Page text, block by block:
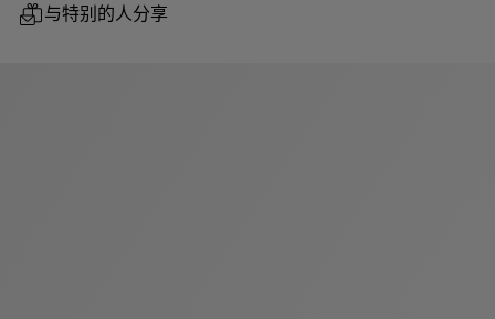
与特别的人分享